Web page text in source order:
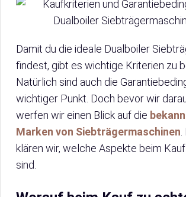
Damit du die ideale Dualboiler
findest, gibt es wichtige Kriterien zu
Natürlich sind auch die
wichtiger Punkt. Doch bevor wir
werfen wir einen Blick auf die
Marken von Siebträgermaschinen
klären wir, welche Aspekte beim
sind.